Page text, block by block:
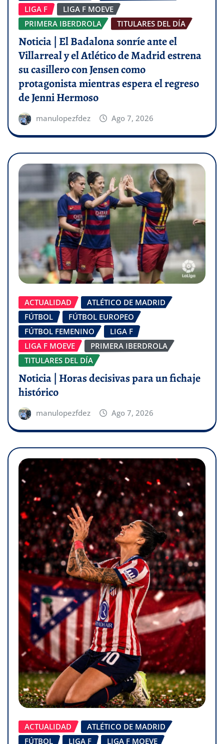
LIGA F
LIGA F MOEVE
PRIMERA IBERDROLA
TITULARES DEL DÍA
Noticia | El Badalona sonríe ante el
Villarreal y el Atlético de Madrid estrena
su casillero con Jensen como
protagonista mientras espera el regreso
de Jenni Hermoso
manulopezfdez Ago 7, 2026
ACTUALIDAD
ATLÉTICO DE MADRID
FÚTBOL
FÚTBOL EUROPEO
FÚTBOL FEMENINO
LIGA F
LIGA F MOEVE
PRIMERA IBERDROLA
TITULARES DEL DÍA
Noticia | Horas decisivas para un fichaje
histórico
manulopezfdez Ago 7, 2026
ACTUALIDAD
ATLÉTICO DE MADRID
FÚTBOL
LIGA F LIGA F MOEVE